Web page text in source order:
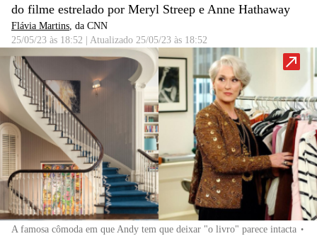
do filme estrelado por Meryl Streep e Anne Hathaway
Flávia Martins, da CNN
25/05/23 às 18:52
Atualizado 25/05/23 às 18:52
A famosa cômoda em que Andy tem que deixar "o livro" parece intacta •